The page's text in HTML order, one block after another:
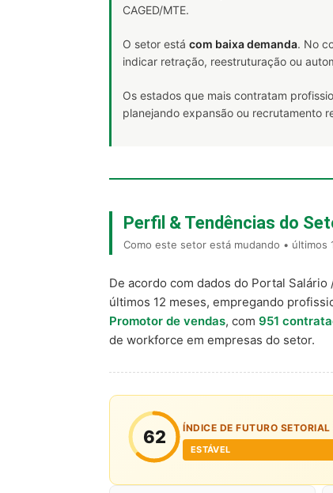
CAGED/MTE.
O setor está com baixa demanda. No
indicar retração, reestruturação ou
Os estados que mais contratam
planejando expansão ou recrutamento
Perfil & Tendências do
Como este setor está mudando • últimos
De acordo com dados do Portal Salário
últimos 12 meses, empregando
Promotor de vendas, com 951
de workforce em empresas do setor.
62 ÍNDICE DE FUTURO SETORIAL
ESTÁVEL